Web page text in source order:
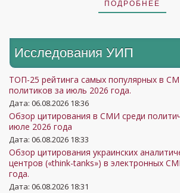
ПОДРОБНЕЕ
Исследования УИП
ТОП-25 рейтинга самых популярных в
политиков за июль 2026 года.
Дата: 06.08.2026 18:36
Обзор цитирования в СМИ среди
июле 2026 года
Дата: 06.08.2026 18:33
Обзор цитирования украинских
центров («think-tanks») в электронных
года.
Дата: 06.08.2026 18:31